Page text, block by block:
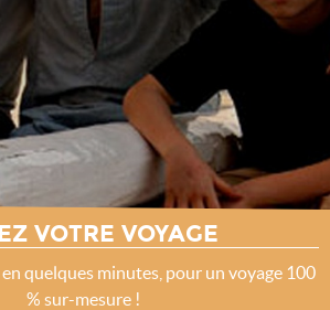
VOTRE VOYAGE
quelques minutes, pour un voyage 100
% sur-mesure !